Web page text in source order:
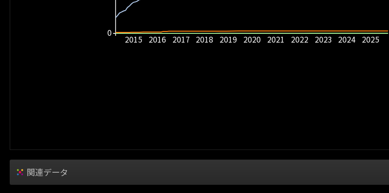
2015 2016 2017 2018 2019 2020 2021 2022 2023 2024 2025
0
関連データ